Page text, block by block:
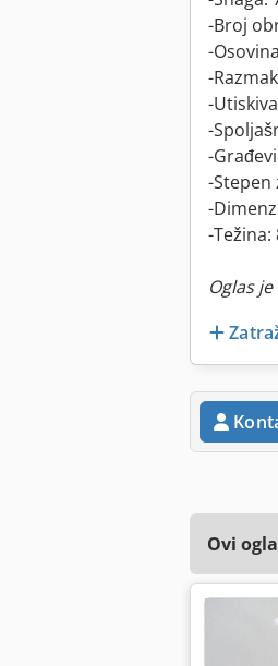
-Broj
-
-
-
-
-
-Stepen
-
-Težina:
Oglas
Ovi